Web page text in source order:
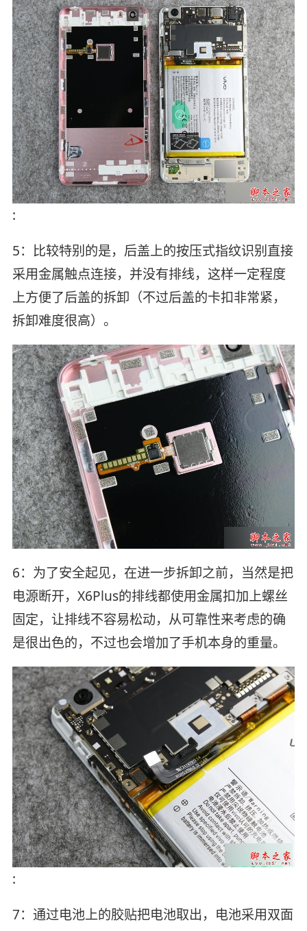
:
5：比较特别的是，后盖上的按压式指纹识别直接
采用金属触点连接，并没有排线，这样一定程度
上方便了后盖的拆卸（不过后盖的卡扣非常紧，
拆卸难度很高）。
6：为了安全起见，在进一步拆卸之前，当然是把
电源断开，X6Plus的排线都使用金属扣加上螺丝
固定，让排线不容易松动，从可靠性来考虑的确
是很出色的，不过也会增加了手机本身的重量。
:
7：通过电池上的胶贴把电池取出，电池采用双面